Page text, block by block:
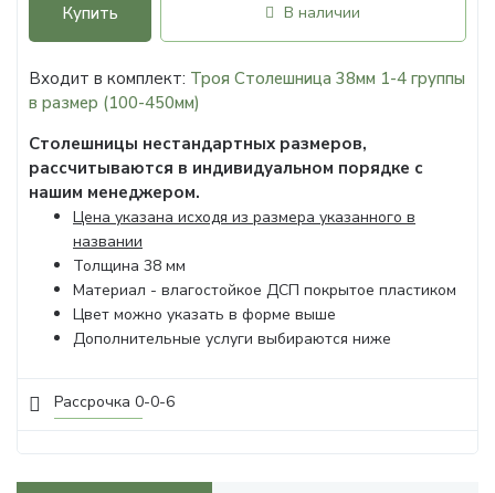
Рассрочка 0-0-6
Купить В наличии
Входит в комплект: Троя Столешница 38мм 1-4 группы
в размер (100-450мм)
Столешницы нестандартных размеров,
рассчитываются в индивидуальном порядке с
нашим менеджером.
Цена указана исходя из размера указанного в
названии
Толщина 38 мм
Материал - влагостойкое ДСП покрытое пластиком
Цвет можно указать в форме выше
Дополнительные услуги выбираются ниже